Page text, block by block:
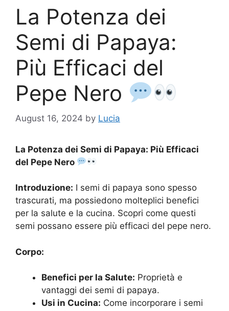
La Potenza dei
Semi di Papaya:
Più Efficaci del
Pepe Nero
August 16, 2024 by Lucia
La Potenza dei Semi di Papaya: Più Efficaci
del Pepe Nero
Introduzione: I semi di papaya sono spesso
trascurati, ma possiedono molteplici benefici
per la salute e la cucina. Scopri come questi
semi possano essere più efficaci del pepe nero.
Corpo:
Benefici per la Salute: Proprietà e
vantaggi dei semi di papaya.
Usi in Cucina: Come incorporare i semi